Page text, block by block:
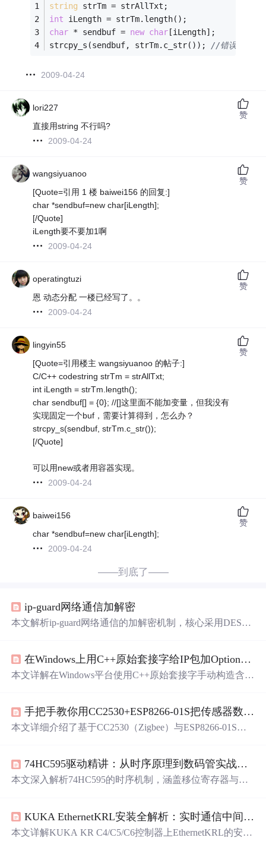
string strTm = strAllTxt;
int iLength = strTm.length();
char * sendbuf = new char [iLength];
strcpy_s(sendbuf, strTm.c_str()); //错误：
2009-04-24
lori227
直接用string 不行吗?
2009-04-24
赞
wangsiyuanoo
[Quote=引用 1 楼 baiwei156 的回复:]
char *sendbuf=new char[iLength];
[/Quote]
iLength要不要加1啊
2009-04-24
赞
operatingtuzi
恩 动态分配 一楼已经写了。。
2009-04-24
赞
lingyin55
[Quote=引用楼主 wangsiyuanoo 的帖子:]
C/C++ codestring strTm = strAllTxt;
int iLength = strTm.length();
char sendbuf[] = {0}; //[]这里面不能加变量，但我没有
实现固定一个buf，需要计算得到，怎么办？
strcpy_s(sendbuf, strTm.c_str());
[/Quote]
可以用new或者用容器实现。
2009-04-24
赞
baiwei156
char *sendbuf=new char[iLength];
2009-04-24
赞
——到底了——
ip-guard网络通信加解密
本文解析ip-guard网络通信的加解密机制，核心采用DES和
0，CBC模式下IV动态更新但无需手动干预。解密后需丢
弃头部16字节，并对剩余数据执行Deflate解压（标识头0x7
在Windows上用C++原始套接字给IP包加Option字段：一个被遗忘的IPv4特性实战
本文详解在Windows平台使用C++原始套接字手动构造含O
并以Record Route Option的ICMP实战为例，分析调试要点
（如管理员权限、Wireshark验证、防火墙拦截）及现代替
手把手教你用CC2530+ESP8266-01S把传感器数据传到OneNET（附完整代码和接线图）
本文详细介绍了基于CC2530（Zigbee）与ESP8266-01S
置、传感器数据采集（如HC-SR04/DHT11）、CC2530与E
SP8266接线设计（含电平匹配与电源稳压）、OneNET平
74HC595驱动精讲：从时序原理到数码管实战与调试
本文深入解析74HC595的时序机制，涵盖移位寄存器与输
计，强调移位与锁存分离、级联数据顺序、硬件消隐等关
键实践；结合8位共阳数码管动态扫描应用，说明GPIO资
KUKA EthernetKRL安装全解析：实时通信中间件配置指南
本文详解KUKA KR C4/C5/C6控制器上EthernetKRL的安装